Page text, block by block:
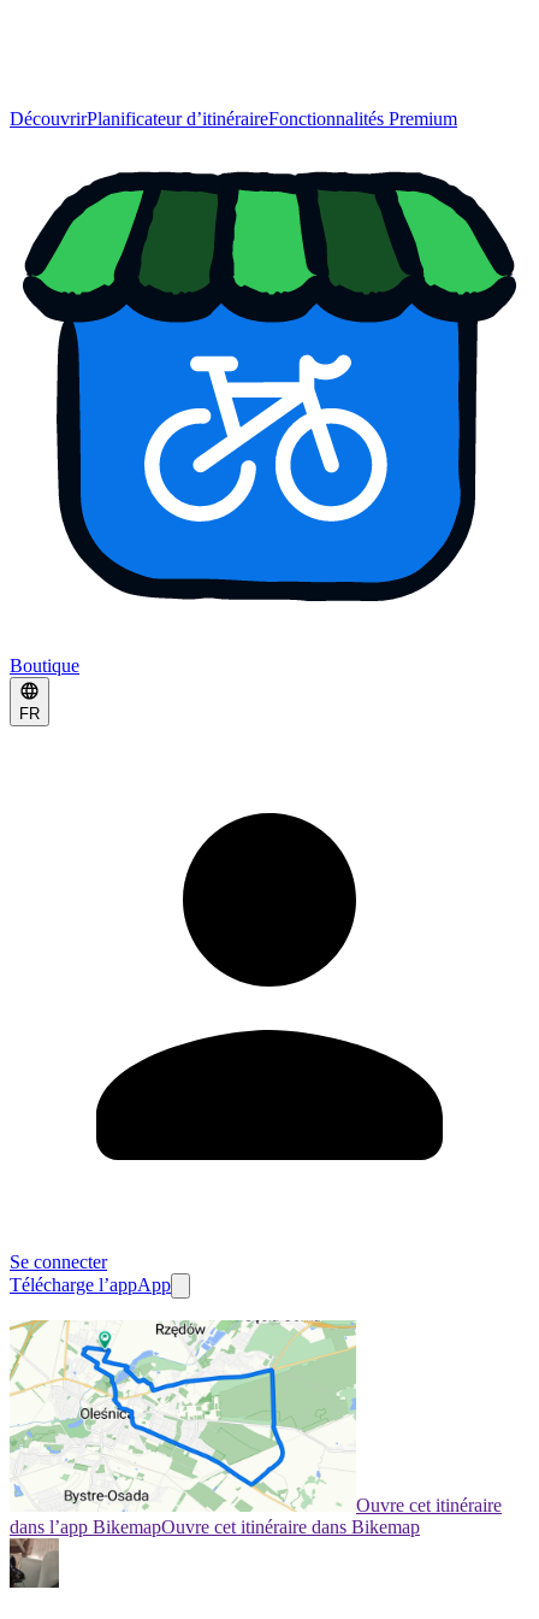
DécouvrirPlanificateur d’itinéraireFonctionnalités Premium
Boutique
FR
Se connecter
Télécharge l’appApp
Ouvre cet itinéraire
dans l’app BikemapOuvre cet itinéraire dans Bikemap